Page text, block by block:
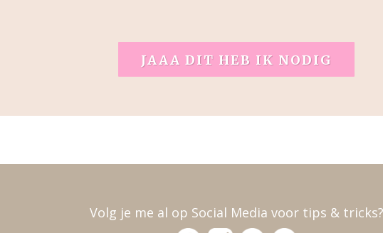
JAAA DIT HEB IK NODIG
Volg je me al op Social Media voor tips & tricks?